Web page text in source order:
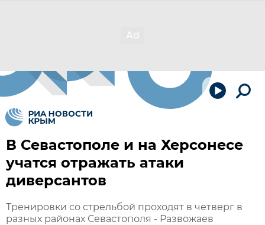
В Севастополе и на Херсонесе
учатся отражать атаки
диверсантов
Тренировки со стрельбой проходят в четверг в
разных районах Севастополя - Развожаев